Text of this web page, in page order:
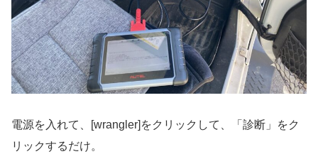
電源を入れて、[wrangler]をクリックして、「診断」をク
リックするだけ。